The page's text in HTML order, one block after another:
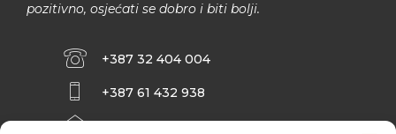
pozitivno, osjećati se dobro i biti bolji.
+387 32 404 004
+387 61 432 938